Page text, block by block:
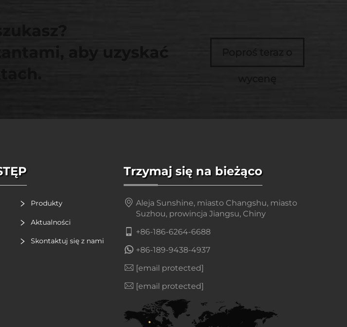
aby uzyskać
wycenę
Produkty
Aktualności
Skontaktuj się z nami
Trzymaj się na bieżąco
Aleja Sunshine, miasto Changshu, miasto
Suzhou, prowincja Jiangsu, Chiny
+86-186-6264-6688
+86-189-9438-4937
[email protected]
[email protected]